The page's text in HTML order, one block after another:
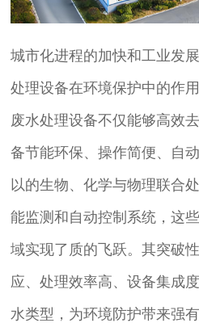
城市化进程的加快和工业发
处理设备在环境保护中的作
废水处理设备不仅能够高效
备节能环保、操作简便、自
以的生物、化学与物理联合
能监测和自动控制系统，这
域实现了质的飞跃。其突破
应、处理效率高、设备集成
水类型，为环境防护带来强